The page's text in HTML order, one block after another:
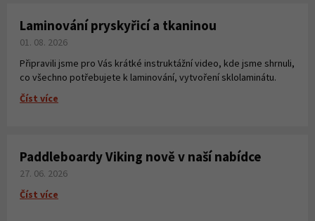
Laminování pryskyřicí a tkaninou
01. 08. 2026
Připravili jsme pro Vás krátké instruktážní video, kde jsme shrnuli,
co všechno potřebujete k laminování, vytvoření sklolaminátu.
Číst více
Paddleboardy Viking nově v naší nabídce
27. 06. 2026
Číst více